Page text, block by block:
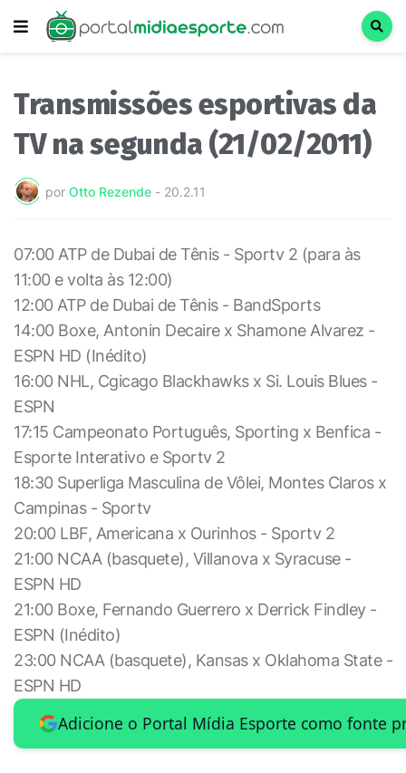
Transmissões esportivas da
TV na segunda (21/02/2011)
por Otto Rezende - 20.2.11
07:00 ATP de Dubai de Tênis - Sportv 2 (para às
11:00 e volta às 12:00)
12:00 ATP de Dubai de Tênis - BandSports
14:00 Boxe, Antonin Decaire x Shamone Alvarez -
ESPN HD (Inédito)
16:00 NHL, Cgicago Blackhawks x Si. Louis Blues -
ESPN
17:15 Campeonato Português, Sporting x Benfica -
Esporte Interativo e Sportv 2
18:30 Superliga Masculina de Vôlei, Montes Claros x
Campinas - Sportv
20:00 LBF, Americana x Ourinhos - Sportv 2
21:00 NCAA (basquete), Villanova x Syracuse -
ESPN HD
21:00 Boxe, Fernando Guerrero x Derrick Findley -
ESPN (Inédito)
23:00 NCAA (basquete), Kansas x Oklahoma State -
ESPN HD
Adicione o Portal Mídia Esporte como fonte